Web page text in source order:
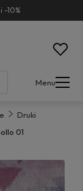
-10%
Menu
Druki
01